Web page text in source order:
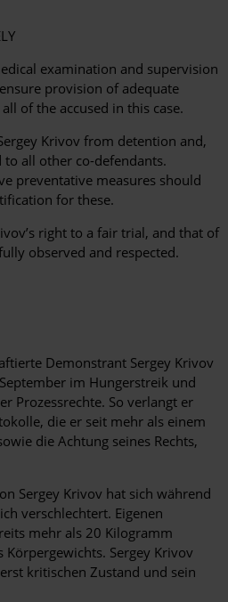
examination and supervision
provision of adequate
of the accused in this case.
Krivov from detention and,
all other co-defendants.
preventative measures should
for these.
right to a fair trial, and that of
observed and respected.
Demonstrant Sergey Krivov
im Hungerstreik und
Prozessrechte. So verlangt er
die er seit mehr als einem
die Achtung seines Rechts,
Sergey Krivov hat sich während
verschlechtert. Eigenen
mehr als 20 Kilogramm
Sergey Krivov
kritischen Zustand und sein